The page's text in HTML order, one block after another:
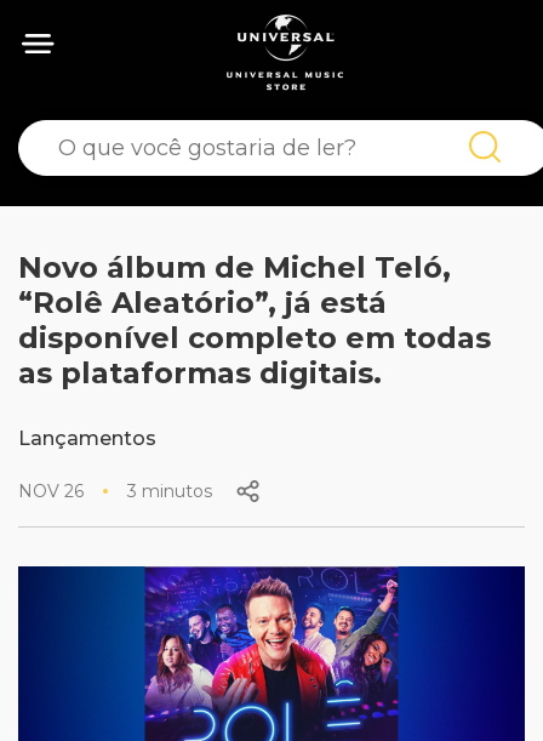
Novo álbum de Michel Teló,
“Rolê Aleatório”, já está
disponível completo em todas
as plataformas digitais.
Lançamentos
NOV 26 3 minutos